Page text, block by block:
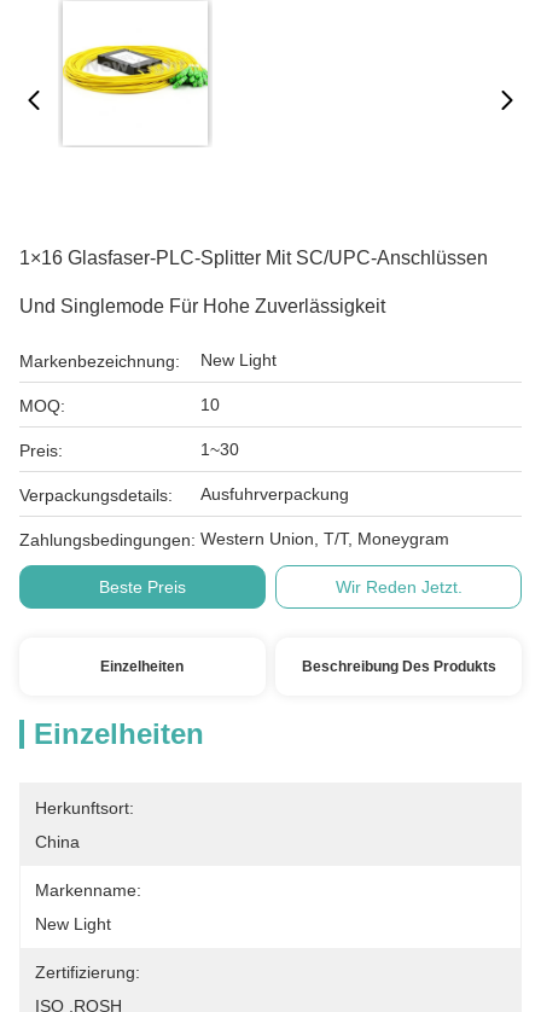
1×16 Glasfaser-PLC-Splitter Mit SC/UPC-Anschlüssen
Und Singlemode Für Hohe Zuverlässigkeit
Markenbezeichnung: New Light
MOQ: 10
Preis: 1~30
Verpackungsdetails: Ausfuhrverpackung
Zahlungsbedingungen: Western Union, T/T, Moneygram
Beste Preis Wir Reden Jetzt.
Einzelheiten Beschreibung Des Produkts
Einzelheiten
Herkunftsort:
China
Markenname:
New Light
Zertifizierung:
ISO ,ROSH